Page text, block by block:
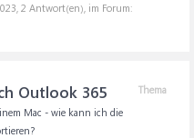
, 2 Antwort(en), im Forum:
Thema
Outlook 365
Mac - wie kann ich die